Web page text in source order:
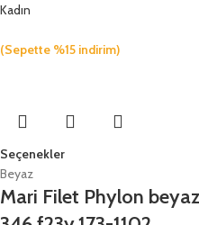
Kadın
(Sepette %15 indirim)
Seçenekler
Beyaz
Mari Filet Phylon